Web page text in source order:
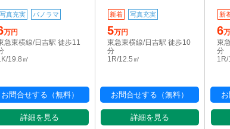
写真充実 パノラマ
万円
急東横線/日吉駅 徒歩11
19.8㎡
お問合せする（無料）
詳細を見る
新着 写真充実
5万円
東急東横線/日吉駅 徒歩10
分
1R/12.5㎡
お問合せする（無料）
詳細を見る
新
6
東
分
1R/